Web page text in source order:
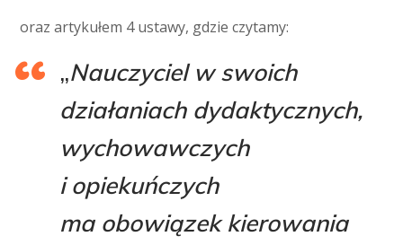
oraz artykułem 4 ustawy, gdzie czytamy:
„Nauczyciel w swoich
działaniach dydaktycznych,
wychowawczych
i opiekuńczych
ma obowiązek kierowania